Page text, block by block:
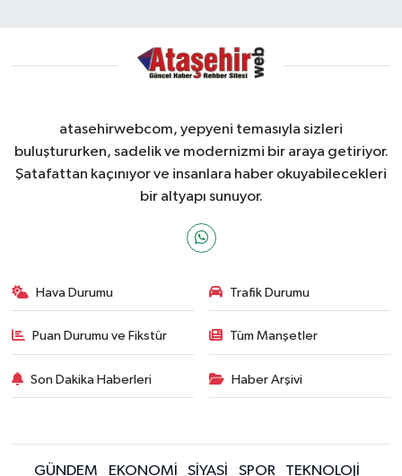
atasehirwebcom, yepyeni temasıyla sizleri
buluştururken, sadelik ve modernizmi bir araya getiriyor.
Şatafattan kaçınıyor ve insanlara haber okuyabilecekleri
bir altyapı sunuyor.
Hava Durumu Trafik Durumu
Puan Durumu ve Fikstür Tüm Manşetler
Son Dakika Haberleri Haber Arşivi
GÜNDEM EKONOMİ SİYASİ SPOR TEKNOLOJİ